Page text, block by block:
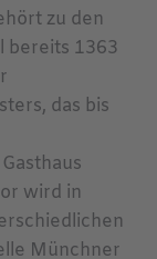
zu den
bereits 1363
das bis
wird in
Münchner